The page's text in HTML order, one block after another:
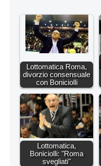
Lottomatica Roma,
divorzio consensuale
con Boniciolli
Lottomatica,
Boniciolli: "Roma
svegliati"